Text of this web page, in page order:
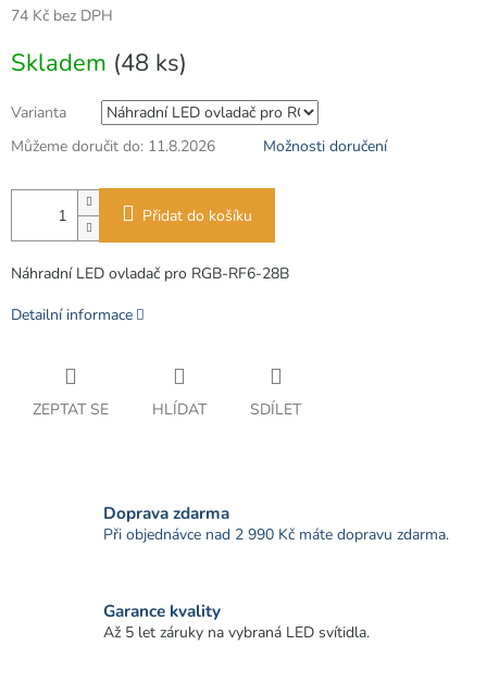
74 Kč bez DPH
cena:
Skladem (48 ks)
Varianta
Můžeme doručit do: 11.8.2026 Možnosti doručení
Přidat do košíku
Náhradní LED ovladač pro RGB-RF6-28B
Detailní informace
ZEPTAT SE HLÍDAT SDÍLET
Doprava zdarma
Při objednávce nad 2 990 Kč máte dopravu zdarma.
Garance kvality
Až 5 let záruky na vybraná LED svítidla.